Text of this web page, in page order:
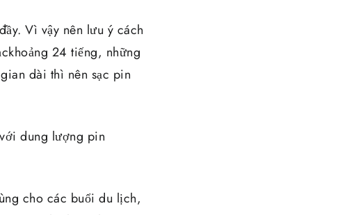
Vì vậy nên lưu ý cách
24 tiếng, những
dài thì nên sạc pin
dung lượng pin
cho các buổi du lịch,